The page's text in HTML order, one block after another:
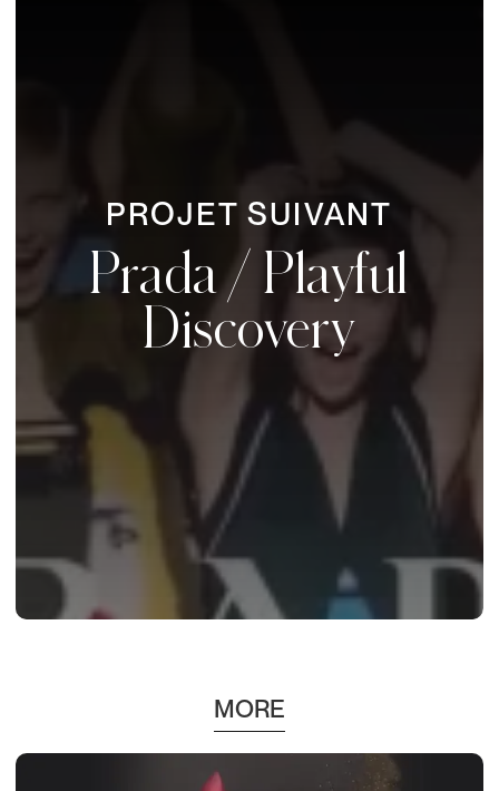
PROJET SUIVANT
Prada / Playful
Discovery
MORE